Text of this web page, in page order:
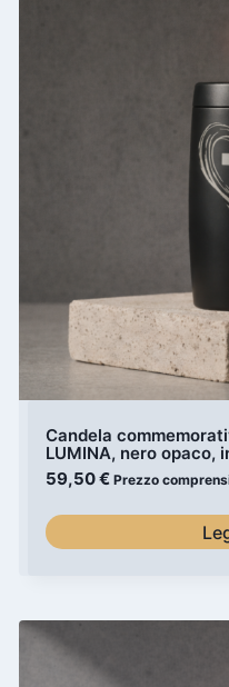
Candela
LUMINA, nero opaco,
59,50€ Prezzo